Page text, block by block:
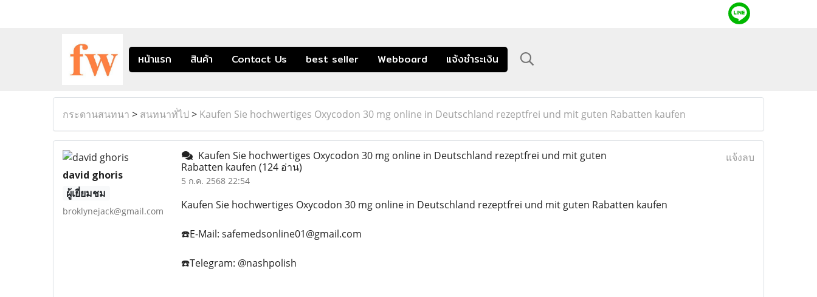
หน้าแรก สินค้า Contact Us best seller Webboard แจ้งชำระเงิน
กระดานสนทนา > สนทนาทั่ไป > Kaufen Sie hochwertiges Oxycodon 30 mg online in Deutschland rezeptfrei und mit guten Rabatten kaufen
david ghoris
ผู้เยี่ยมชม
broklynejack@gmail.com
Kaufen Sie hochwertiges Oxycodon 30 mg online in Deutschland rezeptfrei und mit guten
Rabatten kaufen (124 อ่าน)
5 ก.ค. 2568 22:54
แจ้งลบ
Kaufen Sie hochwertiges Oxycodon 30 mg online in Deutschland rezeptfrei und mit guten Rabatten kaufen
☎️E-Mail: safemedsonline01@gmail.com
☎️Telegram: @nashpolish